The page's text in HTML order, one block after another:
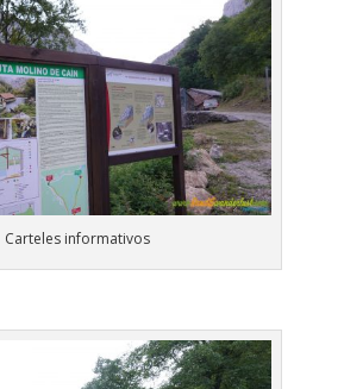
Carteles informativos